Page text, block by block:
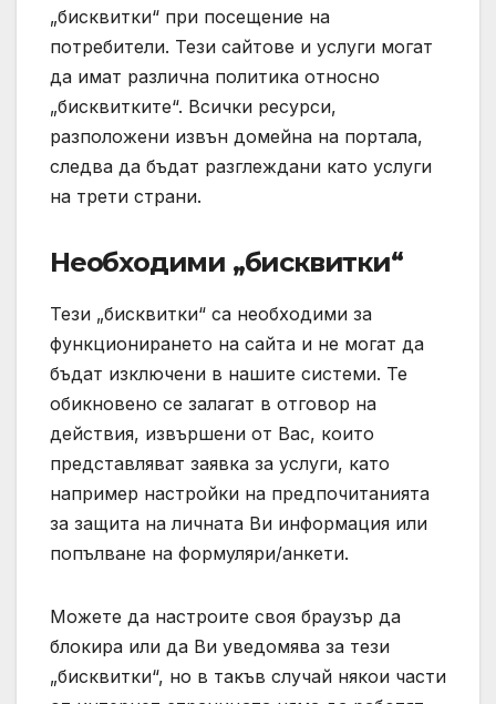
„бисквитки“ при посещение на
потребители. Тези сайтове и услуги могат
да имат различна политика относно
„бисквитките“. Всички ресурси,
разположени извън домейна на портала,
следва да бъдат разглеждани като услуги
на трети страни.
Необходими „бисквитки“
Тези „бисквитки“ са необходими за
функционирането на сайта и не могат да
бъдат изключени в нашите системи. Те
обикновено се залагат в отговор на
действия, извършени от Вас, които
представляват заявка за услуги, като
например настройки на предпочитанията
за защита на личната Ви информация или
попълване на формуляри/анкети.
Можете да настроите своя браузър да
блокира или да Ви уведомява за тези
„бисквитки“, но в такъв случай някои части